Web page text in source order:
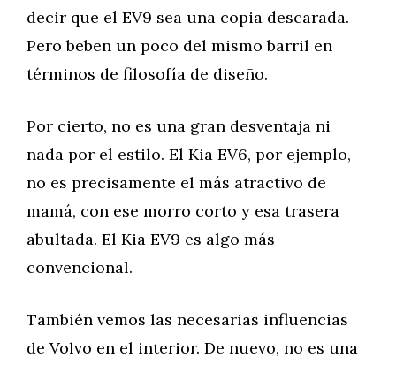
decir que el EV9 sea una copia descarada.
Pero beben un poco del mismo barril en
términos de filosofía de diseño.
Por cierto, no es una gran desventaja ni
nada por el estilo. El Kia EV6, por ejemplo,
no es precisamente el más atractivo de
mamá, con ese morro corto y esa trasera
abultada. El Kia EV9 es algo más
convencional.
También vemos las necesarias influencias
de Volvo en el interior. De nuevo, no es una